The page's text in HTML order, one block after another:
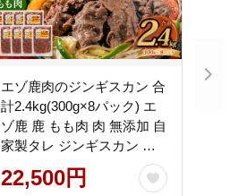
エゾ鹿肉のジンギスカン 合
計2.4kg(300g×8パック) エ
ゾ鹿 鹿 もも肉 肉 無添加 自
家製タレ ジンギスカン ロ
ーカロリー 北海道 北広島
市
22,500円